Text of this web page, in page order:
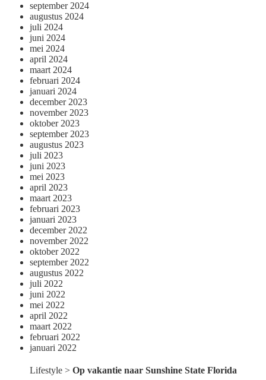
september 2024
augustus 2024
juli 2024
juni 2024
mei 2024
april 2024
maart 2024
februari 2024
januari 2024
december 2023
november 2023
oktober 2023
september 2023
augustus 2023
juli 2023
juni 2023
mei 2023
april 2023
maart 2023
februari 2023
januari 2023
december 2022
november 2022
oktober 2022
september 2022
augustus 2022
juli 2022
juni 2022
mei 2022
april 2022
maart 2022
februari 2022
januari 2022
Lifestyle> Op vakantie naar Sunshine State Florida